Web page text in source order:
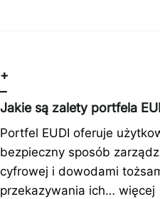
+
–
Jakie są zalety portfela
Portfel EUDI oferuje
bezpieczny sposób
cyfrowej i dowodami
przekazywania ich… więcej